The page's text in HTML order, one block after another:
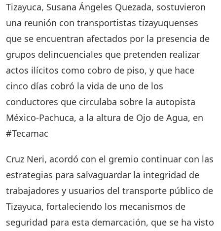
Tizayuca, Susana Ángeles Quezada, sostuvieron
una reunión con transportistas tizayuquenses
que se encuentran afectados por la presencia de
grupos delincuenciales que pretenden realizar
actos ilícitos como cobro de piso, y que hace
cinco días cobró la vida de uno de los
conductores que circulaba sobre la autopista
México-Pachuca, a la altura de Ojo de Agua, en
#Tecamac
Cruz Neri, acordó con el gremio continuar con las
estrategias para salvaguardar la integridad de
trabajadores y usuarios del transporte público de
Tizayuca, fortaleciendo los mecanismos de
seguridad para esta demarcación, que se ha visto